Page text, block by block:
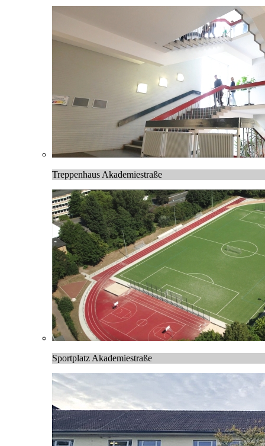
Treppenhaus Akademiestraße
Sportplatz Akademiestraße